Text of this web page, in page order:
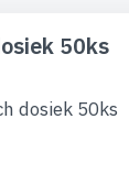
50ks
dosiek 50ks